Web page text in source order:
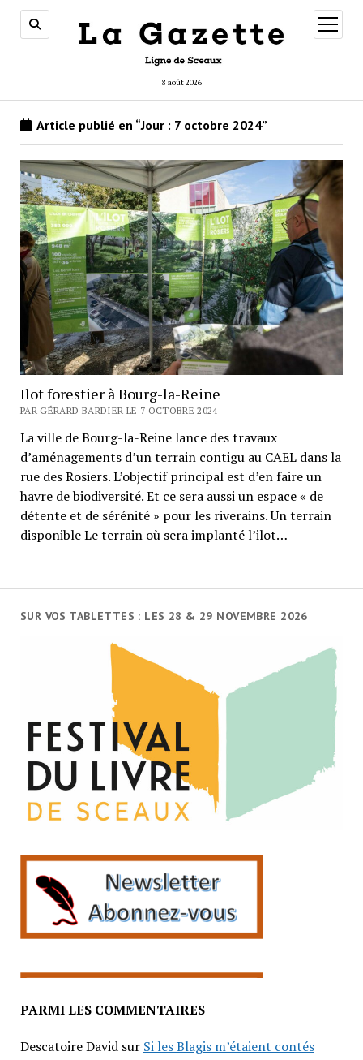
8 août 2026
ouvrir
menu
SUR VOS TABLETTES : LES 28 & 29 NOVEMBRE 2026
PARMI LES COMMENTAIRES
Descatoire Davidsur Si les Blagis m’étaient contés
Article publié en “Jour : 7 octobre 2024”
Ilot forestier à Bourg-la-Reine
PAR GÉRARD BARDIER LE 7 OCTOBRE 2024
La ville de Bourg-la-Reine lance des travaux
d’aménagements d’un terrain contigu au CAEL dans la
rue des Rosiers. L’objectif principal est d’en faire un
havre de biodiversité. Et ce sera aussi un espace « de
détente et de sérénité » pour les riverains. Un terrain
disponible Le terrain où sera implanté l’ilot…